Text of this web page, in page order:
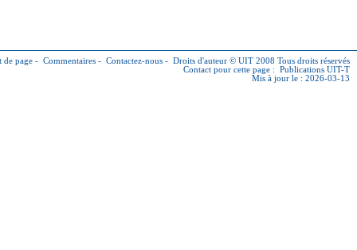
de page - Commentaires - Contactez-nous - Droits d'auteur © UIT 2008 Tous droits réservés
Contact pour cette page : Publications UIT-T
Mis à jour le : 2026-03-13